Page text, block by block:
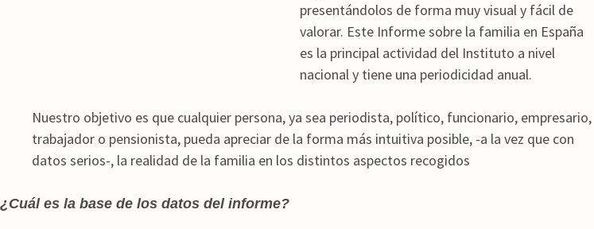
presentándolos de forma muy visual y fácil de
valorar. Este Informe sobre la familia en España
es la principal actividad del Instituto a nivel
nacional y tiene una periodicidad anual.
Nuestro objetivo es que cualquier persona, ya sea periodista, político, funcionario, empresario,
trabajador o pensionista, pueda apreciar de la forma más intuitiva posible, -a la vez que con
datos serios-, la realidad de la familia en los distintos aspectos recogidos
¿Cuál es la base de los datos del informe?